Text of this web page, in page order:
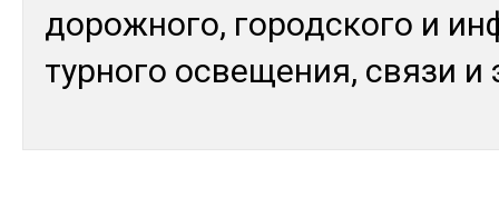
до­рож­но­го, го­род­ско­го и
тур­но­го ос­ве­щения, свя­зи и